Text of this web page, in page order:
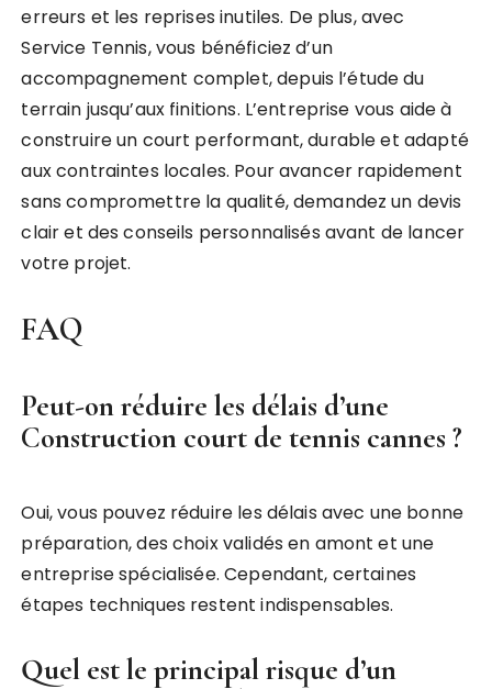
erreurs et les reprises inutiles. De plus, avec
Service Tennis, vous bénéficiez d’un
accompagnement complet, depuis l’étude du
terrain jusqu’aux finitions. L’entreprise vous aide à
construire un court performant, durable et adapté
aux contraintes locales. Pour avancer rapidement
sans compromettre la qualité, demandez un devis
clair et des conseils personnalisés avant de lancer
votre projet.
FAQ
Peut-on réduire les délais d’une
Construction court de tennis cannes ?
Oui, vous pouvez réduire les délais avec une bonne
préparation, des choix validés en amont et une
entreprise spécialisée. Cependant, certaines
étapes techniques restent indispensables.
Quel est le principal risque d’un